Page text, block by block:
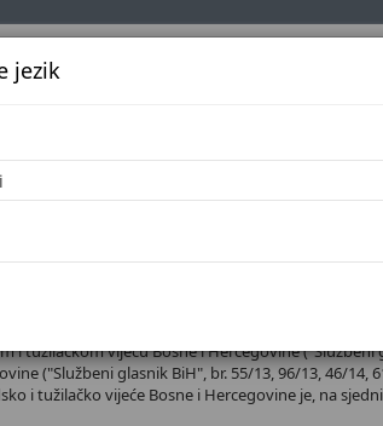
Službena glasila
jezik
38/26
tužilačkom vijeću Bosne i Hercegovine ("Službeni
("Službeni glasnik BiH", br. 55/13, 96/13, 46/14,
i tužilačko vijeće Bosne i Hercegovine je, na